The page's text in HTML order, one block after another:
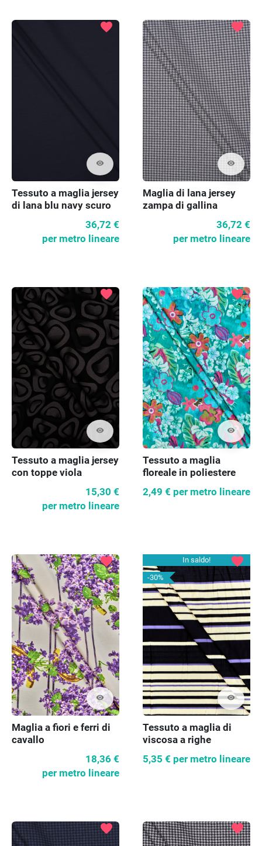
visibility
favorite
Tessuto a maglia jersey
di lana blu navy scuro
36,72 €
per metro lineare
visibility
favorite
Maglia di lana jersey
zampa di gallina
36,72 €
per metro lineare
visibility
favorite
Tessuto a maglia jersey
con toppe viola
15,30 €
per metro lineare
visibility
favorite
Tessuto a maglia
floreale in poliestere
2,49 € per metro lineare
visibility
favorite
Maglia a fiori e ferri di
cavallo
18,36 €
per metro lineare
In saldo!
-30%
visibility
favorite
Tessuto a maglia di
viscosa a righe
5,35 € per metro lineare
favorite favorite